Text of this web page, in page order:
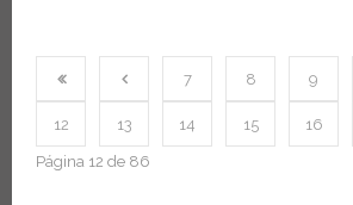
7 8 9
12 13 14 15 16
Página 12 de 86